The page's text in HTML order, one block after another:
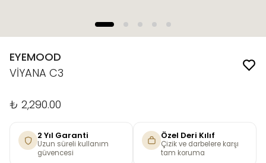
EYEMOOD
VİYANA C3
₺ 2,290.00
2 Yıl Garanti
Uzun süreli kullanım
güvencesi
Özel Deri Kılıf
Çizik ve darbelere karşı
tam koruma